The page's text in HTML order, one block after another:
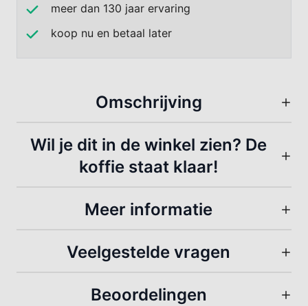
meer dan 130 jaar ervaring
koop nu en betaal later
Omschrijving
Wil je dit in de winkel zien? De
koffie staat klaar!
Meer informatie
Veelgestelde vragen
Beoordelingen